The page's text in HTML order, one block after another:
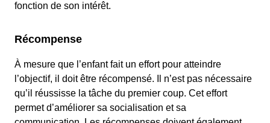
fonction de son intérêt.
Récompense
À mesure que l’enfant fait un effort pour atteindre
l’objectif, il doit être récompensé. Il n’est pas nécessaire
qu’il réussisse la tâche du premier coup. Cet effort
permet d’améliorer sa socialisation et sa